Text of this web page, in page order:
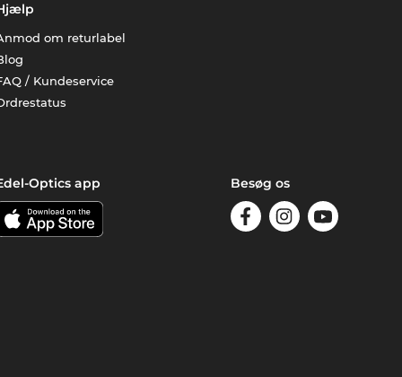
om returlabel
/ Kundeservice
Optics app Besøg os